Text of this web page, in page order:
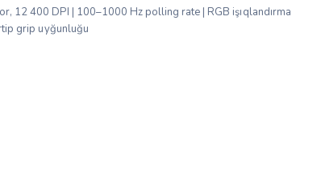
12 400 DPI | 100–1000 Hz polling rate | RGB işıqlandırma
grip uyğunluğu